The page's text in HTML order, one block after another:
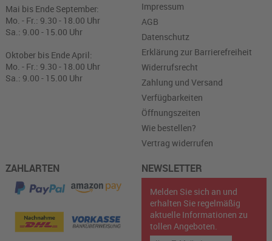
Mai bis Ende September:
Mo. - Fr.: 9.30 - 18.00 Uhr
Sa.: 9.00 - 15.00 Uhr
Oktober bis Ende April:
Mo. - Fr.: 9.30 - 18.00 Uhr
Sa.: 9.00 - 15.00 Uhr
Impressum
AGB
Datenschutz
Erklärung zur Barrierefreiheit
Widerrufsrecht
Zahlung und Versand
Verfügbarkeiten
Öffnungszeiten
Wie bestellen?
Vertrag widerrufen
ZAHLARTEN NEWSLETTER
Melden Sie sich an und
erhalten Sie regelmäßig
aktuelle Informationen zu
tollen Angeboten.